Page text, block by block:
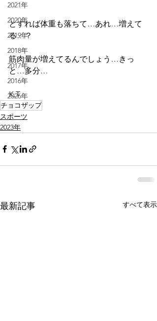
2021年
2020年
2019年
2018年
2017年
2016年
2026年
とすれば体重も落ちて…あれ…増えて
る…？
筋肉量が増えてるんでしょう…きっ
と…多分…
K.T
チョコザップ
スポーツ
2023年
最新記事 すべて表示